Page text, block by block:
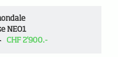
NEO1
CHF 2'900.-